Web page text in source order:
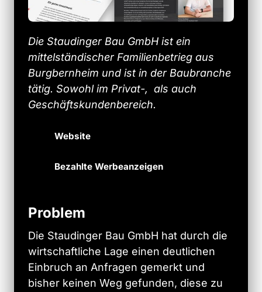
Die Staudinger Bau GmbH ist ein
mittelständischer Familienbetrieg aus
Burgbernheim und ist in der Baubranche
tätig. Sowohl im Privat-,  als auch
Geschäftskundenbereich.
Website
Bezahlte Werbeanzeigen
Problem
Die Staudinger Bau GmbH hat durch
wirtschaftliche Lage einen
Einbruch an Anfragen gemerkt
bisher keinen Weg gefunden, diese